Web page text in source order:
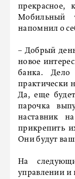
прекрасное,
Мобильный
напомнил о
– Добрый
новое
банка.
практически
Да, еще
парочка
наставник
прикрепить
Они будут
На
управлении и